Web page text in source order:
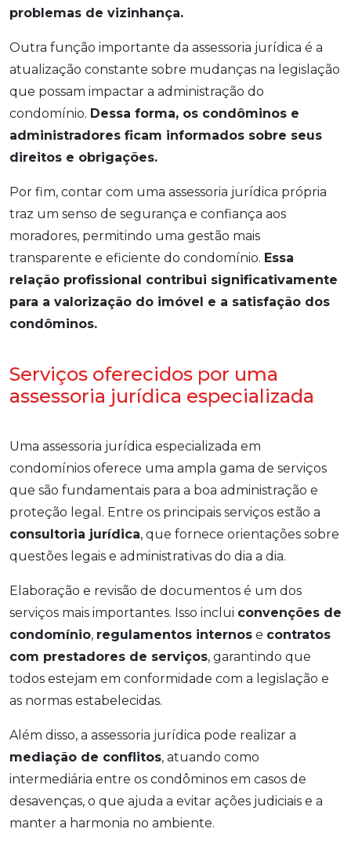
problemas de vizinhança.
Outra função importante da assessoria jurídica é a
atualização constante sobre mudanças na legislação
que possam impactar a administração do
condomínio. Dessa forma, os condôminos e
administradores ficam informados sobre seus
direitos e obrigações.
Por fim, contar com uma assessoria jurídica própria
traz um senso de segurança e confiança aos
moradores, permitindo uma gestão mais
transparente e eficiente do condomínio. Essa
relação profissional contribui significativamente
para a valorização do imóvel e a satisfação dos
condôminos.
Serviços oferecidos por uma
assessoria jurídica especializada
Uma assessoria jurídica especializada em
condomínios oferece uma ampla gama de serviços
que são fundamentais para a boa administração e
proteção legal. Entre os principais serviços estão a
consultoria jurídica, que fornece orientações sobre
questões legais e administrativas do dia a dia.
Elaboração e revisão de documentos é um dos
serviços mais importantes. Isso inclui convenções de
condomínio, regulamentos internos e contratos
com prestadores de serviços, garantindo que
todos estejam em conformidade com a legislação e
as normas estabelecidas.
Além disso, a assessoria jurídica pode realizar a
mediação de conflitos, atuando como
intermediária entre os condôminos em casos de
desavenças, o que ajuda a evitar ações judiciais e a
manter a harmonia no ambiente.